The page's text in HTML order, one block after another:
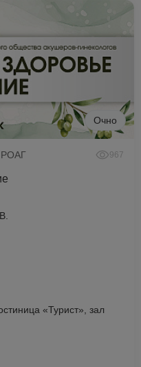
Очно
РОАГ 967
«Турист», зал